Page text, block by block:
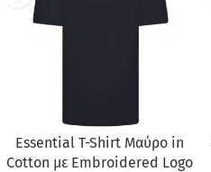
Essential T-Shirt Μαύρο in
Cotton με Embroidered Logo